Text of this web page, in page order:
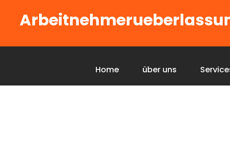
Home über uns